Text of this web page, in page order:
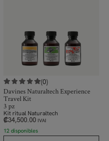
(0)
Davines Naturaltech Experience
Travel Kit
3 pz
Kit ritual Naturaltech
₡34,500.00 IVAI
12 disponibles